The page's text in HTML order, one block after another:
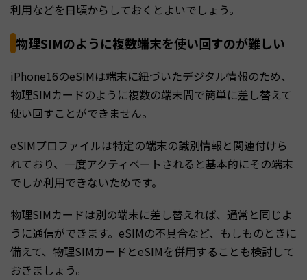
利用などを日頃からしておくとよいでしょう。
物理SIMのように複数端末を使い回すのが難しい
iPhone16のeSIMは端末に紐づいたデジタル情報のため、
物理SIMカードのように複数の端末間で簡単に差し替えて
使い回すことができません。
eSIMプロファイルは特定の端末の識別情報と関連付けら
れており、一度アクティベートされると基本的にその端末
でしか利用できないためです。
物理SIMカードは別の端末に差し替えれば、通常と同じよ
うに通信ができます。eSIMの不具合など、もしものときに
備えて、物理SIMカードとeSIMを併用することも検討して
おきましょう。